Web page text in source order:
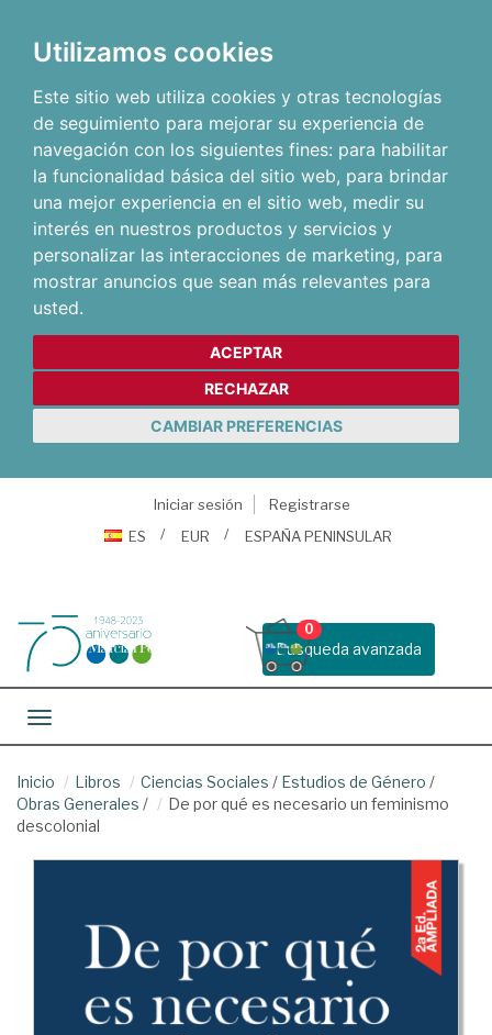
Utilizamos cookies
Este sitio web utiliza cookies y otras tecnologías
de seguimiento para mejorar su experiencia de
navegación con los siguientes fines: para habilitar
la funcionalidad básica del sitio web, para brindar
una mejor experiencia en el sitio web, medir su
interés en nuestros productos y servicios y
personalizar las interacciones de marketing, para
mostrar anuncios que sean más relevantes para
usted.
ACEPTAR
RECHAZAR
CAMBIAR PREFERENCIAS
Iniciar sesión
Registrarse
ES
EUR ESPAÑA PENINSULAR
Busqueda avanzada
0
Toggle navigation
Inicio Libros Ciencias Sociales / Estudios de Género /
Obras Generales /
De por qué es necesario un feminismo
descolonial